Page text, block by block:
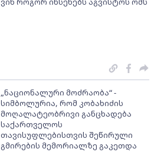
„ნაციონალური მოძრაობა“ -
სიმბოლურია, რომ კობახიძის
მოღალატეობრივი განცხადება
საქართველოს
თავისუფლებისთვის შეწირული
გმირების მემორიალზე გაკეთდა